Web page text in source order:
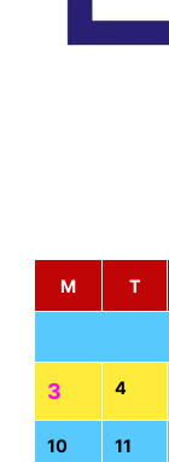
M
T
3 4
10 11